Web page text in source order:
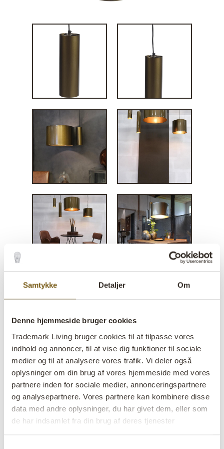
Samtykke Detaljer Om
Denne hjemmeside bruger cookies
Trademark Living bruger cookies til at tilpasse vores
indhold og annoncer, til at vise dig funktioner til sociale
medier og til at analysere vores trafik. Vi deler også
oplysninger om din brug af vores hjemmeside med vores
partnere inden for sociale medier, annonceringspartnere
og analysepartnere. Vores partnere kan kombinere disse
data med andre oplysninger, du har givet dem, eller som
de har indsamlet fra din brug af deres tjenester
Jonah cylinderformet lampe
S - antikmessing
lens På lager
SALE
Varenr: M08372
Colli: 2 Stk